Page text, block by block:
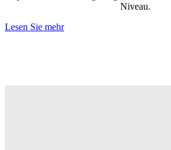
Niveau.
Lesen Sie mehr